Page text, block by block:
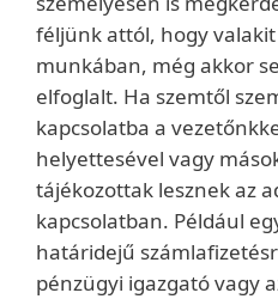
féljünk attól, hogy
munkában, még akkor
elfoglalt. Ha szemtől
kapcsolatba a
helyettesével vagy
tájékozottak lesznek az
kapcsolatban. Például
határidejű
pénzügyi igazgató vagy